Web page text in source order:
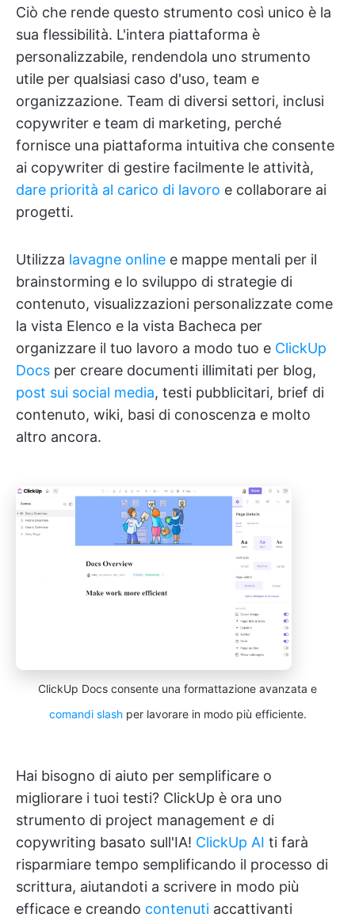
Ciò che rende questo strumento così unico è la
sua flessibilità. L'intera piattaforma è
personalizzabile, rendendola uno strumento
utile per qualsiasi caso d'uso, team e
organizzazione. Team di diversi settori, inclusi
copywriter e team di marketing, perché
fornisce una piattaforma intuitiva che consente
ai copywriter di gestire facilmente le attività,
dare priorità al carico di lavoro e collaborare ai
progetti.
Utilizza lavagne online e mappe mentali per il
brainstorming e lo sviluppo di strategie di
contenuto, visualizzazioni personalizzate come
la vista Elenco e la vista Bacheca per
organizzare il tuo lavoro a modo tuo e ClickUp
Docs per creare documenti illimitati per blog,
post sui social media, testi pubblicitari, brief di
contenuto, wiki, basi di conoscenza e molto
altro ancora.
ClickUp Docs consente una formattazione avanzata e
comandi slashper lavorare in modo più efficiente.
Hai bisogno di aiuto per semplificare o
migliorare i tuoi testi? ClickUp è ora uno
strumento di project management e di
copywriting basato sull'IA! ClickUp AI ti farà
risparmiare tempo semplificando il processo di
scrittura, aiutandoti a scrivere in modo più
efficace e creando contenuti accattivanti